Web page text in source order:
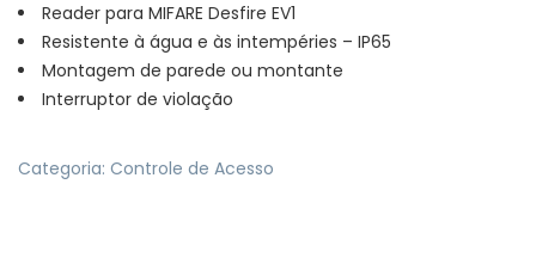
Reader para MIFARE Desfire EV1
Resistente à água e às intempéries – IP65
Montagem de parede ou montante
Interruptor de violação
Categoria: Controle de Acesso